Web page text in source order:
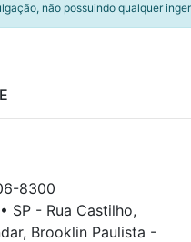
não possuindo qualquer
8300
SP - Rua Castilho,
Brooklin Paulista -